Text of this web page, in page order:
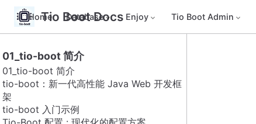
Tio Boot Docs
Home Database Enjoy Tio Boot Admin
01_tio-boot 简介
01_tio-boot 简介
tio-boot：新一代高性能 Java Web 开发框
架
tio-boot 入门示例